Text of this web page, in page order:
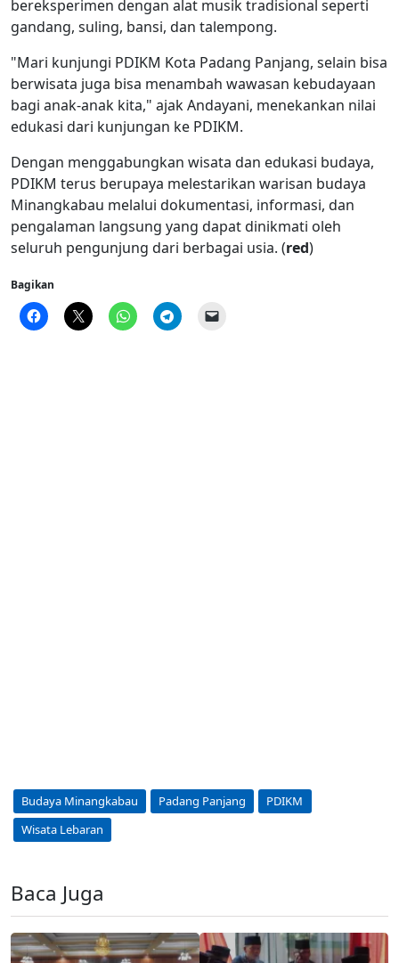
bereksperimen dengan alat musik tradisional seperti
gandang, suling, bansi, dan talempong.
"Mari kunjungi PDIKM Kota Padang Panjang, selain bisa
berwisata juga bisa menambah wawasan kebudayaan
bagi anak-anak kita," ajak Andayani, menekankan nilai
edukasi dari kunjungan ke PDIKM.
Dengan menggabungkan wisata dan edukasi budaya,
PDIKM terus berupaya melestarikan warisan budaya
Minangkabau melalui dokumentasi, informasi, dan
pengalaman langsung yang dapat dinikmati oleh
seluruh pengunjung dari berbagai usia. (red)
Bagikan
Budaya Minangkabau Padang Panjang
PDIKM
Wisata Lebaran
Baca Juga